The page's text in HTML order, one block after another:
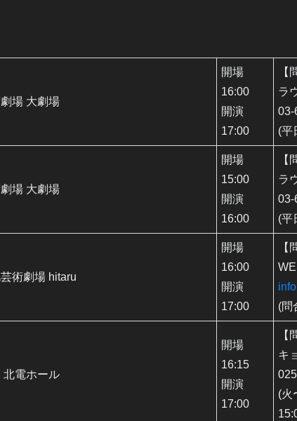
場 大劇場
開場
16:00
開演
17:00
【
ラ
03-
(平
場 大劇場
開場
15:00
開演
16:00
【
ラ
03-
(平
術劇場 hitaru
開場
16:00
開演
17:00
【
(問
北電ホール
開場
16:15
開演
17:00
【
キ
(火